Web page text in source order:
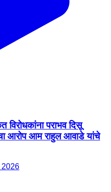
पराभव दिसू
आरोप आम राहुल आवाडे यांचे
2026